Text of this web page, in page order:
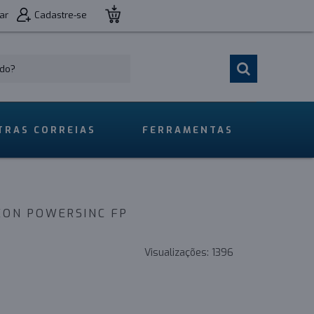
Cadastre-se
CORREIAS FERRAMENTAS
POWERSINC FP
Visualizações: 1396